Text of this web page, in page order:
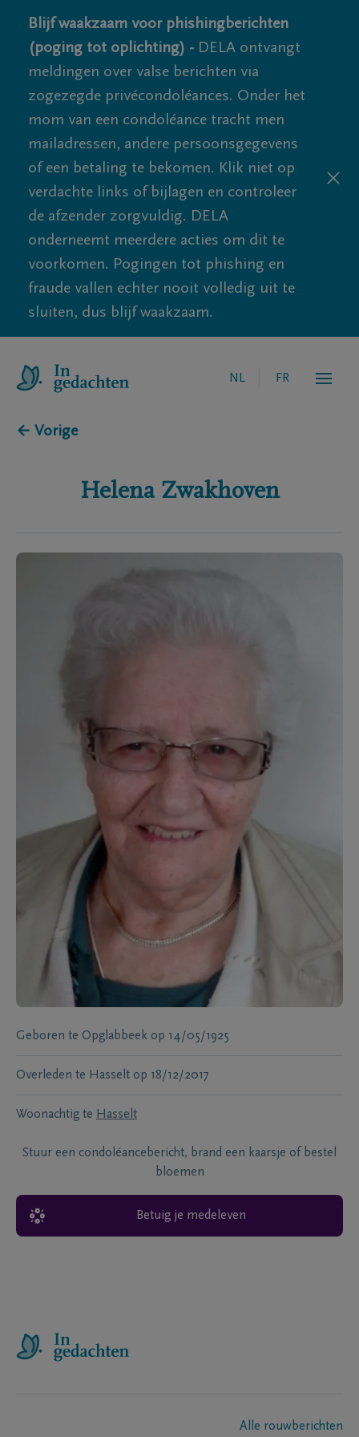
Blijf waakzaam voor phishingberichten
(poging tot oplichting) - DELA ontvangt
meldingen over valse berichten via
zogezegde privécondoléances. Onder het
mom van een condoléance tracht men
mailadressen, andere persoonsgegevens
of een betaling te bekomen. Klik niet op
verdachte links of bijlagen en controleer
de afzender zorgvuldig. DELA
onderneemt meerdere acties om dit te
voorkomen. Pogingen tot phishing en
fraude vallen echter nooit volledig uit te
sluiten, dus blijf waakzaam.
NL FR
← Vorige
Helena Zwakhoven
Geboren te Opglabbeek op 14/05/1925
Overleden te Hasselt op 18/12/2017
Woonachtig te Hasselt
Stuur een condoléancebericht, brand een kaarsje of bestel
bloemen
Betuig je medeleven
Alle rouwberichten